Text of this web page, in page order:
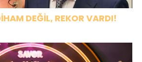
DEĞİL, REKOR VARDI!